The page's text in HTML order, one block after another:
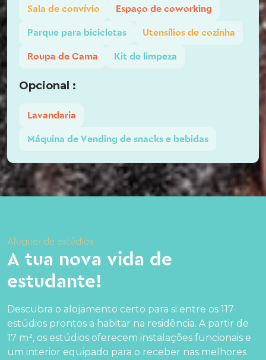
Sala de convívio
Espaço de coworking
Parque para bicicletas
Utensílios de cozinha
Roupa de Cama
Kit de limpeza
Opcional :
Lavandaria
Máquina de Vending de snacks e bebidas
Aluguer de estúdios
A tua nova vida de
estudante!
Descubra o alojamento certo para si entre os 117
estúdios prontos a habitar na residência. A partir de
17 m², os estúdios oferecem instalações funcionais e
um interior equipado para o receber nas melhores